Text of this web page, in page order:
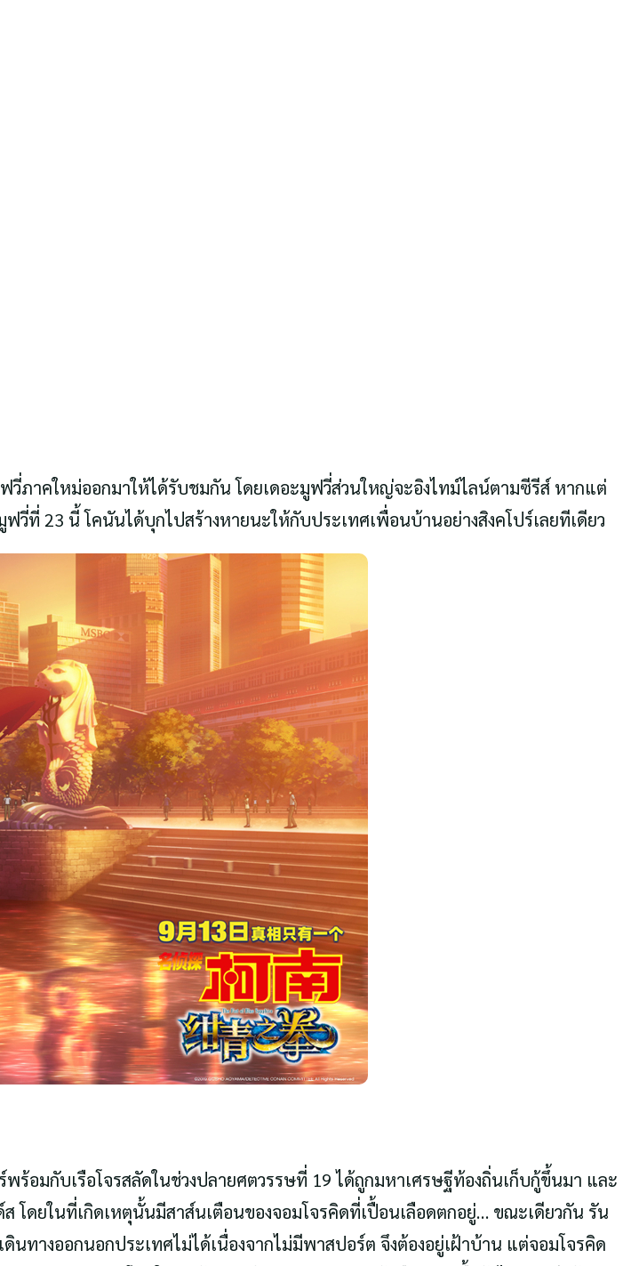
ภาคใหม่ออกมาให้ได้รับชมกัน โดยเดอะมูฟวี่ส่วนใหญ่จะอิงไทม์ไลน์ตามซีรีส์ หากแต่
ที่ 23 นี้ โคนันได้บุกไปสร้างหายนะให้กับประเทศเพื่อนบ้านอย่างสิงคโปร์เลยทีเดียว
อมกับเรือโจรสลัดในช่วงปลายศตวรรษที่ 19 ได้ถูกมหาเศรษฐีท้องถิ่นเก็บกู้ขึ้นมา และ
ดยในที่เกิดเหตุนั้นมีสาส์นเตือนของจอมโจรคิดที่เปื้อนเลือดตกอยู่… ขณะเดียวกัน รัน
ทางออกนอกประเทศไม่ได้เนื่องจากไม่มีพาสปอร์ต จึงต้องอยู่เฝ้าบ้าน แต่จอมโจรคิด